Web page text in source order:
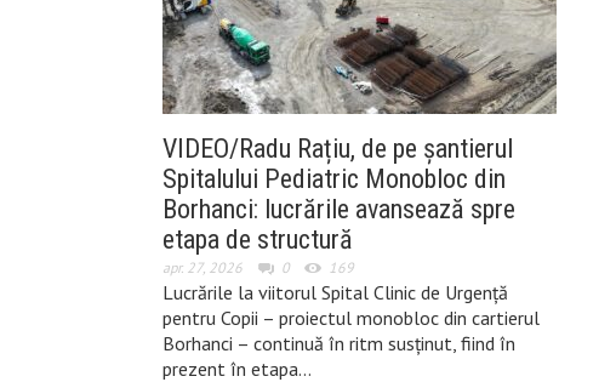
VIDEO/Radu Rațiu, de pe șantierul
Spitalului Pediatric Monobloc din
Borhanci: lucrările avansează spre
etapa de structură
apr. 27, 2026 0 169
Lucrările la viitorul Spital Clinic de Urgență
pentru Copii – proiectul monobloc din cartierul
Borhanci – continuă în ritm susținut, fiind în
prezent în etapa…